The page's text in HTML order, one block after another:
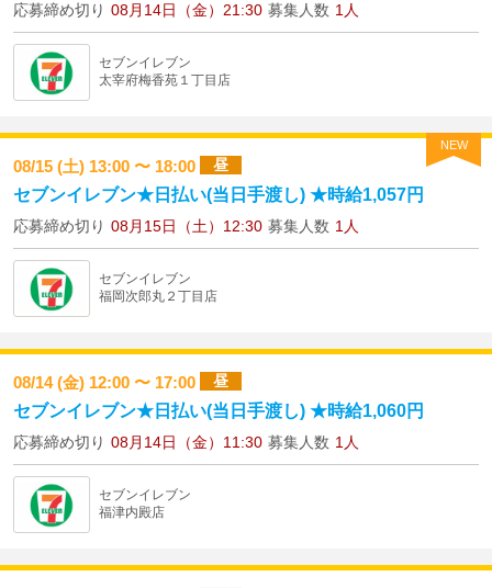
応募締め切り 08月14日（金）21:30 募集人数 1人
セブンイレブン
太宰府梅香苑１丁目店
NEW
08/15 (土) 13:00 〜 18:00 昼
セブンイレブン★日払い(当日手渡し) ★時給1,057円
応募締め切り 08月15日（土）12:30 募集人数 1人
セブンイレブン
福岡次郎丸２丁目店
08/14 (金) 12:00 〜 17:00 昼
セブンイレブン★日払い(当日手渡し) ★時給1,060円
応募締め切り 08月14日（金）11:30 募集人数 1人
セブンイレブン
福津内殿店